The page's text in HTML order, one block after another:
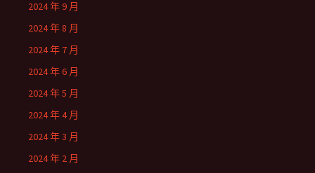
2024 年 9 月
2024 年 8 月
2024 年 7 月
2024 年 6 月
2024 年 5 月
2024 年 4 月
2024 年 3 月
2024 年 2 月